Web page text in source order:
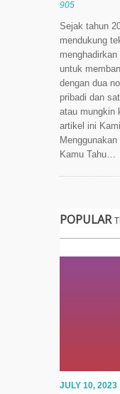
905
Sejak tahun
mendukung
untuk
dengan dua
pribadi dan
atau mungkin
artikel ini
Kamu Tahu…
POPULAR
JULY 10, 2023